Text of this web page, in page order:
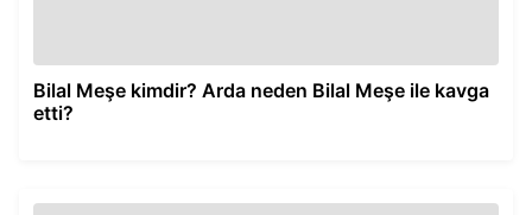
Bilal Meşe kimdir? Arda neden Bilal Meşe ile kavga
etti?